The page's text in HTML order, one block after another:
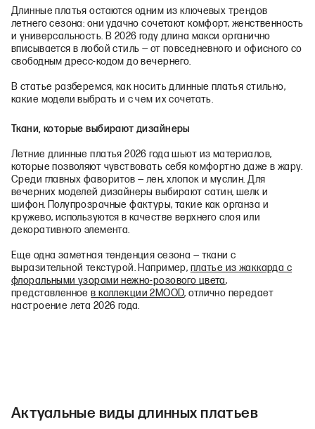
Длинные платья остаются одним из ключевых трендов
летнего сезона: они удачно сочетают комфорт, женственность
и универсальность. В 2026 году длина макси органично
вписывается в любой стиль — от повседневного и офисного со
свободным дресс-кодом до вечернего.
В статье разберемся, как носить длинные платья стильно,
какие модели выбрать и с чем их сочетать.
Ткани, которые выбирают дизайнеры
Летние длинные платья 2026 года шьют из материалов,
которые позволяют чувствовать себя комфортно даже в жару.
Среди главных фаворитов — лен, хлопок и муслин. Для
вечерних моделей дизайнеры выбирают сатин, шелк и
шифон. Полупрозрачные фактуры, такие как органза и
кружево, используются в качестве верхнего слоя или
декоративного элемента.
Еще одна заметная тенденция сезона — ткани с
выразительной текстурой. Например, платье из жаккарда с
флоральными узорами нежно-розового цвета,
представленноев коллекции 2MOOD, отлично передает
настроение лета 2026 года.
Актуальные виды длинных платьев